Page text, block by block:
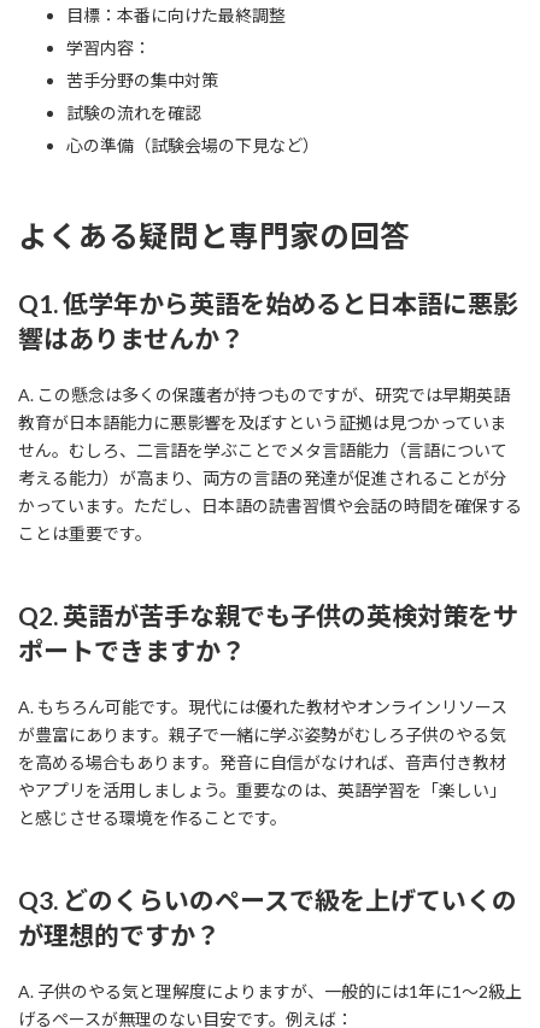
目標：本番に向けた最終調整
学習内容：
苦手分野の集中対策
試験の流れを確認
心の準備（試験会場の下見など）
よくある疑問と専門家の回答
Q1. 低学年から英語を始めると日本語に悪影
響はありませんか？
A. この懸念は多くの保護者が持つものですが、研究では早期英語
教育が日本語能力に悪影響を及ぼすという証拠は見つかっていま
せん。むしろ、二言語を学ぶことでメタ言語能力（言語について
考える能力）が高まり、両方の言語の発達が促進されることが分
かっています。ただし、日本語の読書習慣や会話の時間を確保する
ことは重要です。
Q2. 英語が苦手な親でも子供の英検対策をサ
ポートできますか？
A. もちろん可能です。現代には優れた教材やオンラインリソース
が豊富にあります。親子で一緒に学ぶ姿勢がむしろ子供のやる気
を高める場合もあります。発音に自信がなければ、音声付き教材
やアプリを活用しましょう。重要なのは、英語学習を「楽しい」
と感じさせる環境を作ることです。
Q3. どのくらいのペースで級を上げていくの
が理想的ですか？
A. 子供のやる気と理解度によりますが、一般的には1年に1～2級上
げるペースが無理のない目安です。例えば：